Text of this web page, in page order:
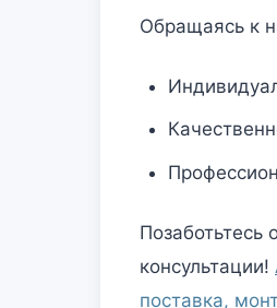
Обращаясь к
Позаботьтесь
консультации!
поставка,